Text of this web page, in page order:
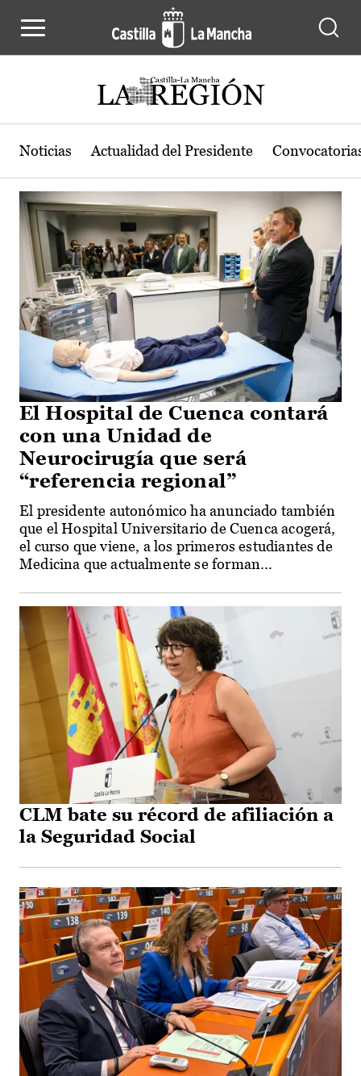
Actualidad de la región de Castilla-
Noticias Actualidad del Presidente
El Hospital de Cuenca contará
con una Unidad de
Neurocirugía que será
“referencia regional”
El presidente autonómico ha anunciado también
que el Hospital Universitario de Cuenca acogerá,
el curso que viene, a los primeros estudiantes de
Medicina que actualmente se forman...
CLM bate su récord de afiliación a
la Seguridad Social